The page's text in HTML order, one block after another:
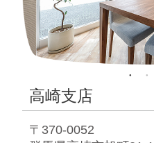
高崎支店
〒370-0052